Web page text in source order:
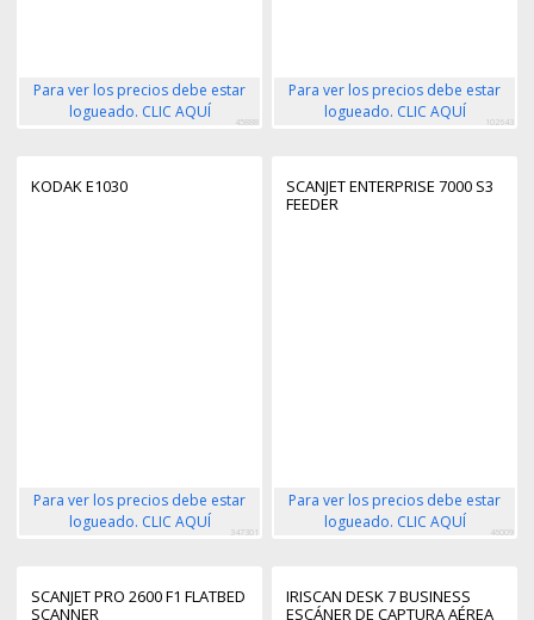
Para ver los precios debe estar
logueado. CLIC AQUÍ
45888
Para ver los precios debe estar
logueado. CLIC AQUÍ
102643
KODAK E1030
Para ver los precios debe estar
logueado. CLIC AQUÍ
347301
SCANJET ENTERPRISE 7000 S3
FEEDER
Para ver los precios debe estar
logueado. CLIC AQUÍ
46009
SCANJET PRO 2600 F1 FLATBED
SCANNER
IRISCAN DESK 7 BUSINESS
ESCÁNER DE CAPTURA AÉREA